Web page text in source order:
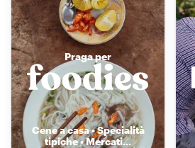
Praga per
Cene a casa • Specialità
tipiche • Mercati...